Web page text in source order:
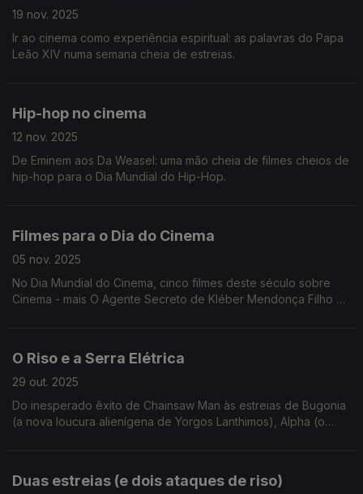
19 nov. 2025
Ir ao cinema como experiência espiritual: as palavras do Papa
Leão XIV numa semana cheia de estreias.
Hip-hop no cinema
12 nov. 2025
De Eminem aos Da Weasel: uma mão cheia de filmes cheios de
hip-hop para o Dia Mundial do Hip-Hop.
Filmes para o Dia do Cinema
05 nov. 2025
No Dia Mundial do Cinema, cinco filmes deste século sobre
Cinema - mais O Agente Secreto de Kléber Mendonça Filho e
O Riso e a Serra Elétrica
29 out. 2025
Do inesperado êxito de Chainsaw Man às estreias de Bugonia
(a nova loucura alienígena de Yorgos Lanthimos), Alpha (o
Duas estreias (e dois ataques de riso)